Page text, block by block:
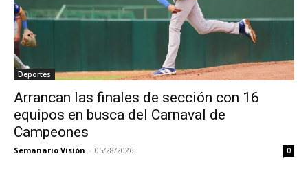
Deportes
Arrancan las finales de sección con 16
equipos en busca del Carnaval de
Campeones
Semanario Visión - 05/28/2026 0